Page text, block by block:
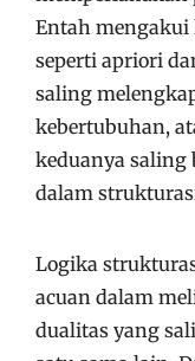
Entah mengakui
seperti apriori
saling
kebertubuhan,
keduanya saling
dalam
Logika
acuan dalam
dualitas yang